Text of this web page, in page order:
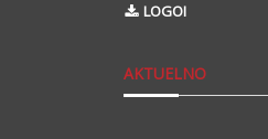
LOGOI
AKTUELNO